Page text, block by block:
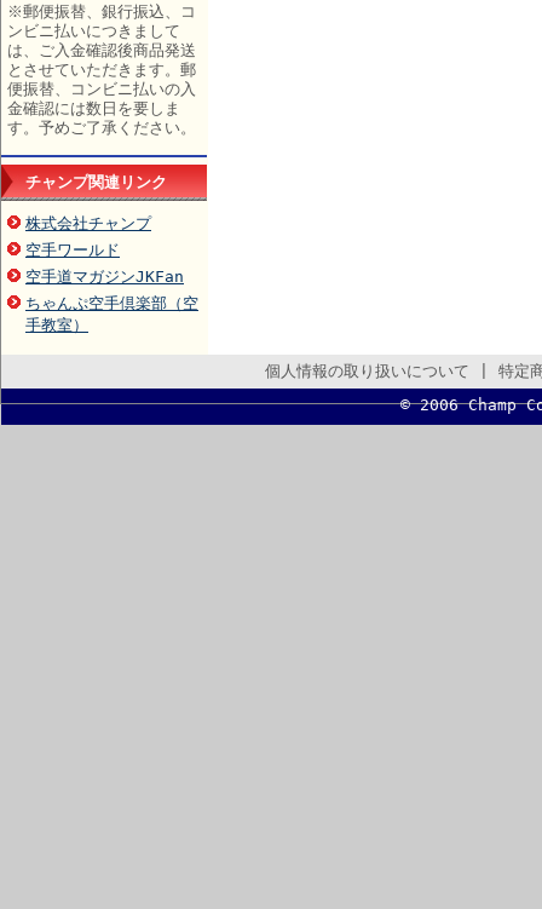
※郵便振替、銀行振込、コ
ンビニ払いにつきまして
は、ご入金確認後商品発送
とさせていただきます。郵
便振替、コンビニ払いの入
金確認には数日を要しま
す。予めご了承ください。
チャンプ関連リンク
株式会社チャンプ
空手ワールド
空手道マガジンJKFan
ちゃんぷ空手倶楽部（空
手教室）
個人情報の取り扱いについて
特定
© 2006 Champ